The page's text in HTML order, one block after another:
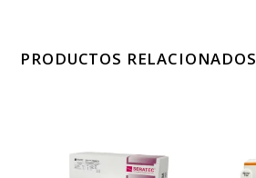
PRODUCTOS RELACIONADOS